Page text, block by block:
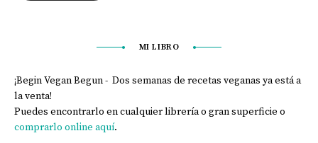
MI LIBRO
¡Begin Vegan Begun - Dos semanas de recetas veganas ya está a
la venta!
Puedes encontrarlo en cualquier librería o gran superficie o
comprarlo online aquí.